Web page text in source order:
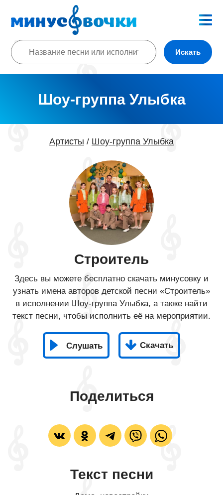
Искать
Шоу-группа Улыбка
Артисты / Шоу-группа Улыбка
Строитель
Здесь вы можете бесплатно скачать минусовку и
узнать имена авторов детской песни «Строитель»
в исполнении Шоу-группа Улыбка, а также найти
текст песни, чтобы исполнить её на мероприятии.
Слушать Скачать
Поделиться
Текст песни